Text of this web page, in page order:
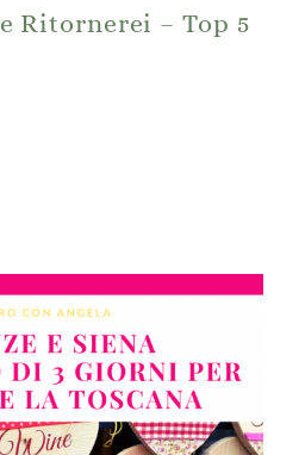
Ritornerei – Top 5